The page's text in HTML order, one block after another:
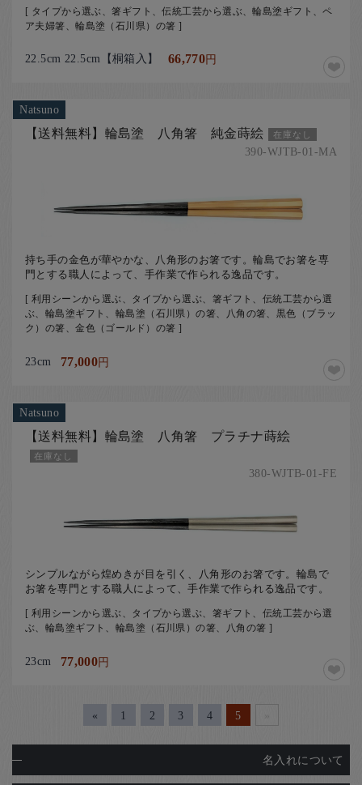
[ タイプから選ぶ、箸ギフト、伝統工芸から選ぶ、輪島塗ギフト、ペ
ア夫婦箸、輪島塗（石川県）の箸 ]
22.5cm 22.5cm【桐箱入】 66,770円
Natsuno
【送料無料】輪島塗 八角箸 純金蒔絵 在庫なし
390-WJTB-01-MA
持ち手の金色が華やかな、八角形のお箸です。輪島でお箸を専
門とする職人によって、手作業で作られる逸品です。
[ 利用シーンから選ぶ、タイプから選ぶ、箸ギフト、伝統工芸から選
ぶ、輪島塗ギフト、輪島塗（石川県）の箸、八角の箸、黒色（ブラッ
ク）の箸、金色（ゴールド）の箸 ]
23cm 77,000円
Natsuno
【送料無料】輪島塗 八角箸 プラチナ蒔絵
在庫なし
380-WJTB-01-FE
シンプルながら煌めきが目を引く、八角形のお箸です。輪島で
お箸を専門とする職人によって、手作業で作られる逸品です。
[ 利用シーンから選ぶ、タイプから選ぶ、箸ギフト、伝統工芸から選
ぶ、輪島塗ギフト、輪島塗（石川県）の箸、八角の箸 ]
23cm 77,000円
« 1 2 3 4 5
名入れについて